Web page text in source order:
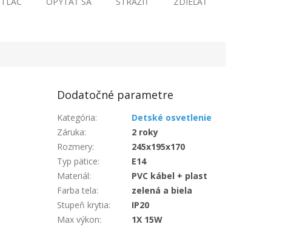
Dodatočné parametre
Kategória:
Detské osvetlenie
Záruka:
2 roky
Rozmery:
245x195x170
Typ pätice:
E14
Materiál:
PVC kábel + plast
Farba tela:
zelená a biela
Stupeň krytia:
IP20
Max výkon:
1X 15W